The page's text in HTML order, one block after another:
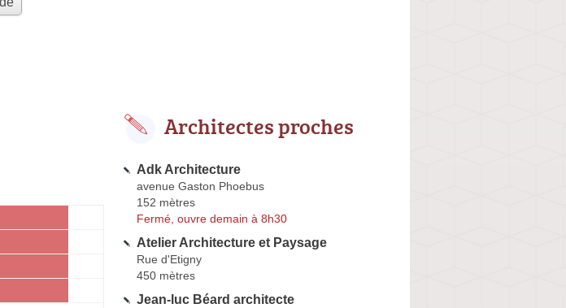
Architectes proches
Adk Architecture
avenue Gaston Phoebus
152 mètres
Fermé, ouvre demain à 8h30
Atelier Architecture et Paysage
Rue d'Etigny
450 mètres
Jean-luc Béard architecte